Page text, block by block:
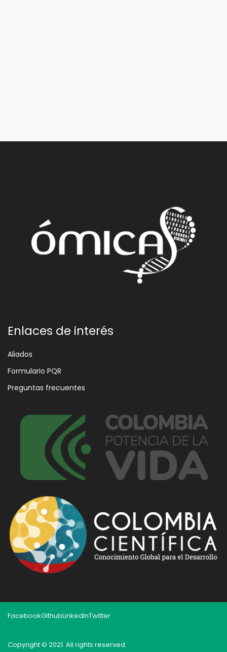
Enlaces de interés
Aliados
Formulario PQR
Preguntas frecuentes
FacebookGithubLinkedInTwitter
Copyright © 2021. All rights reserved.